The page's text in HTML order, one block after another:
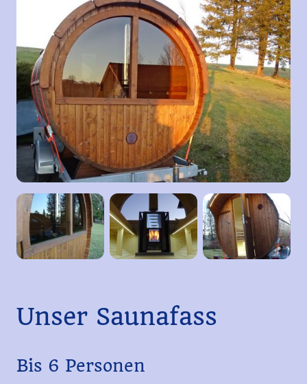
Unser Saunafass
Bis 6 Personen